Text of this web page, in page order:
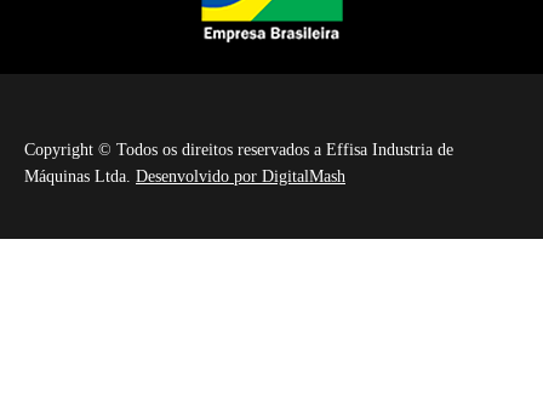
Copyright © Todos os direitos reservados a Effisa Industria de
Máquinas Ltda. Desenvolvido por DigitalMash